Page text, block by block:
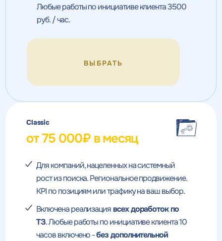
Любые работы по инициативе клиента 3500
руб. / час.
ВЫБРАТЬ
Classic
от 75 000₽ в месяц
Для компаний, нацеленных на системный
рост из поиска. Региональное продвижение.
KPI по позициям или трафику на ваш выбор.
Включена реализациявсех доработок по
ТЗ. Любые работы по инициативе клиента 10
часов включено -без дополнительной